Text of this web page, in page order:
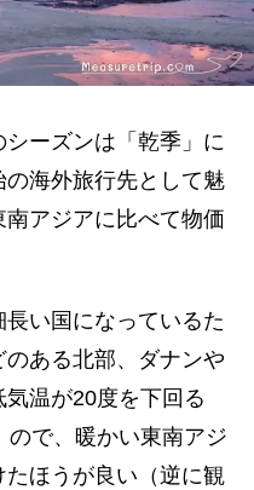
ーズンは「乾季」に
海外旅行先として魅
アジアに比べて物価
い国になっているた
ある北部、ダナンや
温が20度を下回る
ので、暖かい東南アジ
ほうが良い（逆に観